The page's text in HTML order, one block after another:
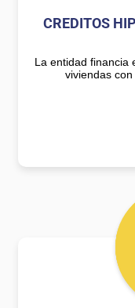
CREDITOS
La entidad financia
viviendas